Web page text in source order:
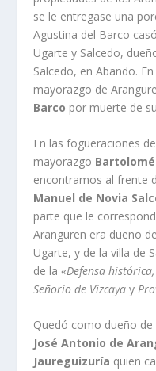
se le entregase una
Agustina del Barco
Ugarte y Salcedo,
Salcedo, en Abando.
mayorazgo de
Barco por muerte de
En las fogueraciones
mayorazgo
encontramos al frente
Manuel de Novia
parte que le
Aranguren era dueño
Ugarte, y de la villa de
de la«Defensa
Señorí­o de Vizcayay
Quedó como dueño
José Antonio de
Jaureguizurí­a quien